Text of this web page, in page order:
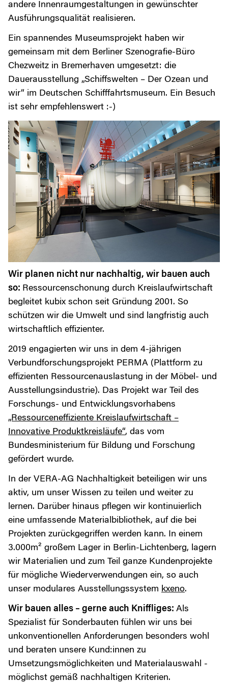
andere Innenraumgestaltungen in gewünschter
Ausführungsqualität realisieren.
Ein spannendes Museumsprojekt haben wir
gemeinsam mit dem Berliner Szenografie-Büro
Chezweitz in Bremerhaven umgesetzt: die
Dauerausstellung „Schiffswelten – Der Ozean und
wir“ im Deutschen Schifffahrtsmuseum. Ein Besuch
ist sehr empfehlenswert :-)
Wir planen nicht nur nachhaltig, wir bauen auch
so: Ressourcenschonung durch Kreislaufwirtschaft
begleitet kubix schon seit Gründung 2001. So
schützen wir die Umwelt und sind langfristig auch
wirtschaftlich effizienter.
2019 engagierten wir uns in dem 4-jährigen
Verbundforschungsprojekt PERMA (Plattform zu
effizienten Ressourcenauslastung in der Möbel- und
Ausstellungsindustrie). Das Projekt war Teil des
Forschungs- und Entwicklungsvorhabens
„Ressourceneffiziente Kreislaufwirtschaft –
Innovative Produktkreisläufe“, das vom
Bundesministerium für Bildung und Forschung
gefördert wurde.
In der VERA-AG Nachhaltigkeit beteiligen wir uns
aktiv, um unser Wissen zu teilen und weiter zu
lernen. Darüber hinaus pflegen wir kontinuierlich
eine umfassende Materialbibliothek, auf die bei
Projekten zurückgegriffen werden kann. In einem
3.000m² großem Lager in Berlin-Lichtenberg, lagern
wir Materialien und zum Teil ganze Kundenprojekte
für mögliche Wiederverwendungen ein, so auch
unser modulares Ausstellungssystem kxeno.
Wir bauen alles – gerne auch Kniffliges: Als
Spezialist für Sonderbauten fühlen wir uns bei
unkonventionellen Anforderungen besonders wohl
und beraten unsere Kund:innen zu
Umsetzungsmöglichkeiten und Materialauswahl -
möglichst gemäß nachhaltigen Kriterien.